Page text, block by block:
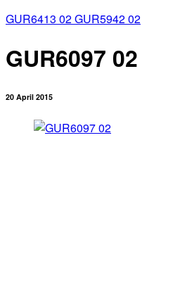
GUR6413 02GUR5942 02
GUR6097 02
20 April 2015